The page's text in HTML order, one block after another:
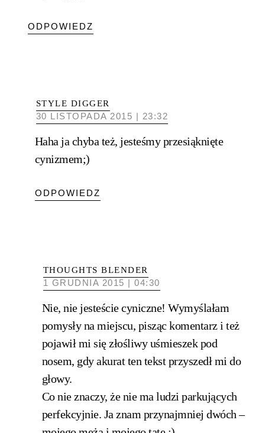
ODPOWIEDZ
STYLE DIGGER
30 LISTOPADA 2015 | 23:32
Haha ja chyba też, jesteśmy przesiąknięte
cynizmem;)
ODPOWIEDZ
THOUGHTS BLENDER
1 GRUDNIA 2015 | 04:30
Nie, nie jesteście cyniczne! Wymyślałam
pomysły na miejscu, pisząc komentarz i też
pojawił mi się złośliwy uśmieszek pod
nosem, gdy akurat ten tekst przyszedł mi do
głowy.
Co nie znaczy, że nie ma ludzi parkujących
perfekcyjnie. Ja znam przynajmniej dwóch –